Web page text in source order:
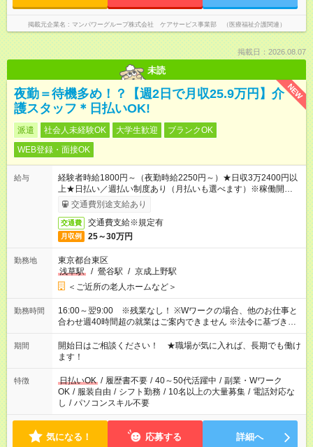
掲載元企業名 マンパワーグループ株式会社 ケアサービス事業部 （医療福祉介護関連）
掲載日：2026.08.07
未読
NEW
夜勤＝待機多め！？【週2日で月収25.9万円】介
護スタッフ＊日払いOK!
派遣 社会人未経験OK 大学生歓迎
ブランクOK
WEB登録・面接OK
給与
経験者時給1800円～（夜勤時給2250円～）★日収3万2400円以
上★日払い／週払い制度あり（月払いも選べます）※稼働開始時
は手続き完了次第のお支払いとなります。
交通費別途支給あり
交通費 交通費支給※規定有
月収例 25～30万円
勤務地
東京都台東区
浅草駅
/ 鶯谷駅 / 京成上野駅
＜ご近所の老人ホームなど＞
勤務時間
16:00～翌9:00 ※残業なし！ ※Wワークの場合、他のお仕事と
合わせ週40時間超の就業はご案内できません ※法令に基づき、
週20時間以上勤務は社会保険への加入対象となります ※労働者
派遣法（日雇い派遣の原則禁止）により、短時間・短期間の就
業はご案内が難しい場合があります
期間
開始日はご相談ください！ ★職場が気に入れば、長期でも働け
ます！
特徴 日払いOK / 履歴書不要 / 40～50代活躍中 / 副業・Wワーク
OK / 服装自由 / シフト勤務 / 10名以上の大量募集 / 電話対応な
し / パソコンスキル不要
気になる！ 応募する 詳細へ